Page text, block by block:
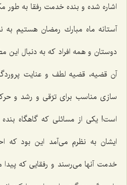
اشاره شده و بنده خدمت رفقا به طور
آستانه ماه مبارك رمضان هستیم به
دوستان و همه افراد كه به دنبال این
آن قضیه، قضیه لطف و عنایت
سازی مناسب برای ترّقی و رشد و
است! یكی از مسائلی كه گاهگاه بنده
ایشان به نظرم می‌آمد این بود كه
خدمت آنها می‌رسند و رفقایی كه پیدا